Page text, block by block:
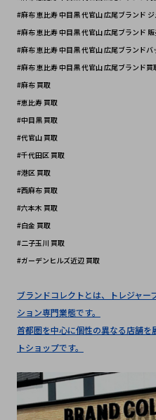
#麻布 恵比寿 中目黒 代官山 広尾ブランド
#麻布 恵比寿 中目黒 代官山 広尾ブランド
#麻布 恵比寿 中目黒 代官山 広尾ブランドバ
#麻布 恵比寿 中目黒 代官山 広尾ブランド
#麻布 買取
#恵比寿 買取
#中目黒 買取
#代官山 買取
#千代田区 買取
#港区 買取
#西麻布 買取
#六本木 買取
#白金 買取
#二子玉川 買取
#ガーデンヒルズ近辺 買取
ブランドコレクトとは、トレジャー
ション専門業態です。
首都圏を中心に個性の異なる店舗
トショップです。